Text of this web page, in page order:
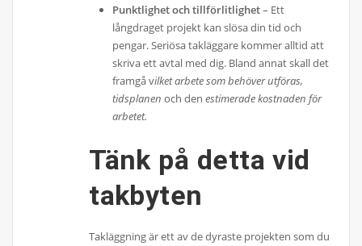
Punktlighet och tillförlitlighet– Ett
långdraget projekt kan slösa din tid och
pengar. Seriösa takläggare kommer alltid att
skriva ett avtal med dig. Bland annat skall det
framgå vilket arbete som behöver utföras,
tidsplanen och denestimerade kostnaden för
arbetet.
Tänk på detta vid
takbyten
Takläggning är ett av de dyraste projekten som du